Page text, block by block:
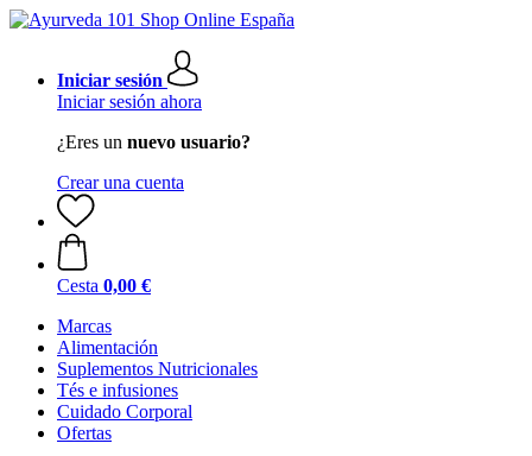
Iniciar sesión
Iniciar sesión ahora
¿Eres un nuevo usuario?
Crear una cuenta
Cesta 0,00 €
Marcas
Alimentación
Suplementos Nutricionales
Tés e infusiones
Cuidado Corporal
Ofertas